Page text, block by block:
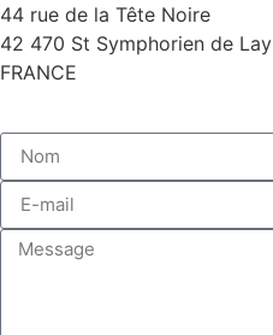
44 rue de la Tête Noire
42 470 St Symphorien de Lay
FRANCE